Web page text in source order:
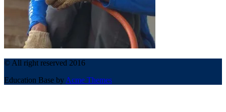
© All right reserved 2016
Education Base by Acme Themes